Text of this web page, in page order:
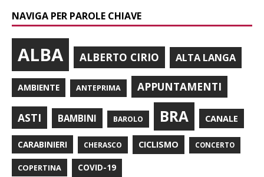
NAVIGA PER PAROLE CHIAVE
ALBA ALBERTO CIRIO ALTA LANGA
AMBIENTE ANTEPRIMA APPUNTAMENTI
ASTI BAMBINI BAROLO BRA CANALE
CARABINIERI CHERASCO CICLISMO CONCERTO
COPERTINA COVID-19